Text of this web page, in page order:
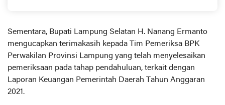
Sementara, Bupati Lampung Selatan H. Nanang Ermanto
mengucapkan terimakasih kepada Tim Pemeriksa BPK
Perwakilan Provinsi Lampung yang telah menyelesaikan
pemeriksaan pada tahap pendahuluan, terkait dengan
Laporan Keuangan Pemerintah Daerah Tahun Anggaran
2021.